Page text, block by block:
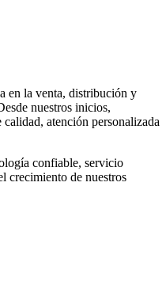
en la venta, distribución y
nuestros inicios,
atención personalizada
confiable, servicio
crecimiento de nuestros